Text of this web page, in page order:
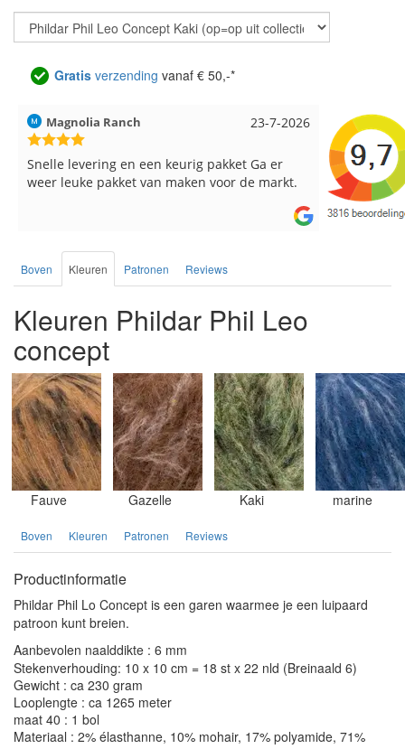
Gratis verzending vanaf € 50,-*
17-7-2026
Hilde uit Loyers
Reeds meerdere keren breigaren en
breinaalden besteld, altijd heel tevreden over
Loes uit
Snelle
Boven Kleuren Patronen Reviews
Kleuren Phildar Phil Leo
concept
Fauve Gazelle Kaki marine
Boven Kleuren Patronen Reviews
Productinformatie
Phildar Phil Lo Concept is een garen waarmee je een luipaard
patroon kunt breien.
Aanbevolen naalddikte : 6 mm
Stekenverhouding: 10 x 10 cm = 18 st x 22 nld (Breinaald 6)
Gewicht : ca 230 gram
Looplengte : ca 1265 meter
maat 40 : 1 bol
Materiaal : 2% élasthanne, 10% mohair, 17% polyamide, 71%